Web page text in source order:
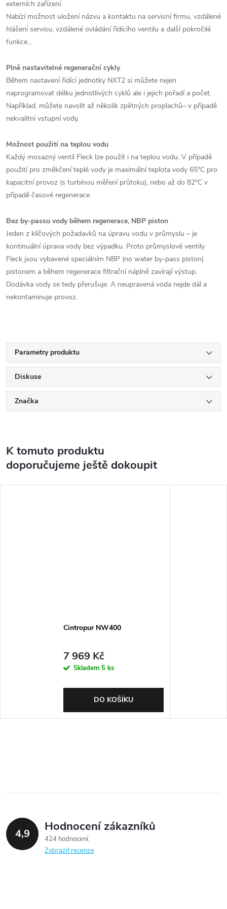
externích zařízení.
Nabízí možnost uložení názvu a kontaktu na servisní firmu, vzdálené
hlášení servisu, vzdálené ovládání řídícího ventilu a další pokročilé
funkce…
Plně nastavitelné regenerační cykly
Během nastavení řídící jednotky NXT2 si můžete nejen
naprogramovat délku jednotlivých cyklů ale i jejich pořadí a počet.
Například, můžete navolit až několik zpětných proplachů– v případě
nekvalitní vstupní vody.
Možnost použití na teplou vodu
Každý mosazný ventil Fleck lze použít i na teplou vodu. V případě
použití pro změkčení teplé vody je maximální teplota vody 65°C pro
kapacitní provoz (s turbínou měření průtoku), nebo až do 82°C v
případě časové regenerace.
Bez by-passu vody během regenerace, NBP piston
Jeden z klíčových požadavků na úpravu vodu v průmyslu – je
kontinuální úprava vody bez výpadku. Proto průmyslové ventily
Fleck jsou vybavené speciálním NBP (no water by-pass piston)
pistonem a během regenerace filtrační náplně zavírají výstup.
Dodávka vody se tedy přerušuje. A neupravená voda nejde dál a
nekontaminuje provoz.
Parametry produktu
Diskuse
Značka
K tomuto produktu
doporučujeme ještě dokoupit
Cintropur NW400
7 969 Kč
Skladem 5 ks
DO KOŠÍKU
4,9 Hodnocení zákazníků
424 hodnocení
Zobrazit recenze